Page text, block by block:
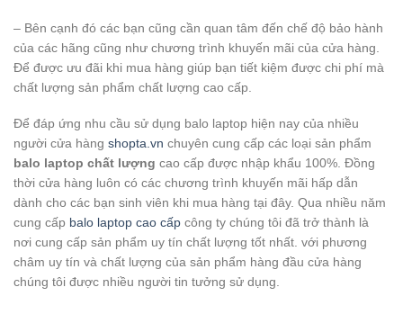
– Bên cạnh đó các bạn cũng cần quan tâm đến chế độ bảo hành
của các hãng cũng như chương trình khuyến mãi của cửa hàng.
Để được ưu đãi khi mua hàng giúp bạn tiết kiệm được chi phí mà
chất lượng sản phẩm chất lượng cao cấp.
Để đáp ứng nhu cầu sử dụng balo laptop hiện nay của nhiều
người cửa hàng shopta.vn chuyên cung cấp các loại sản phẩm
balo laptop chất lượng cao cấp được nhập khẩu 100%. Đồng
thời cửa hàng luôn có các chương trình khuyến mãi hấp dẫn
dành cho các bạn sinh viên khi mua hàng tại đây. Qua nhiều năm
cung cấp balo laptop cao cấp công ty chúng tôi đã trở thành là
nơi cung cấp sản phẩm uy tín chất lượng tốt nhất. với phương
châm uy tín và chất lượng của sản phẩm hàng đầu cửa hàng
chúng tôi được nhiều người tin tưởng sử dụng.